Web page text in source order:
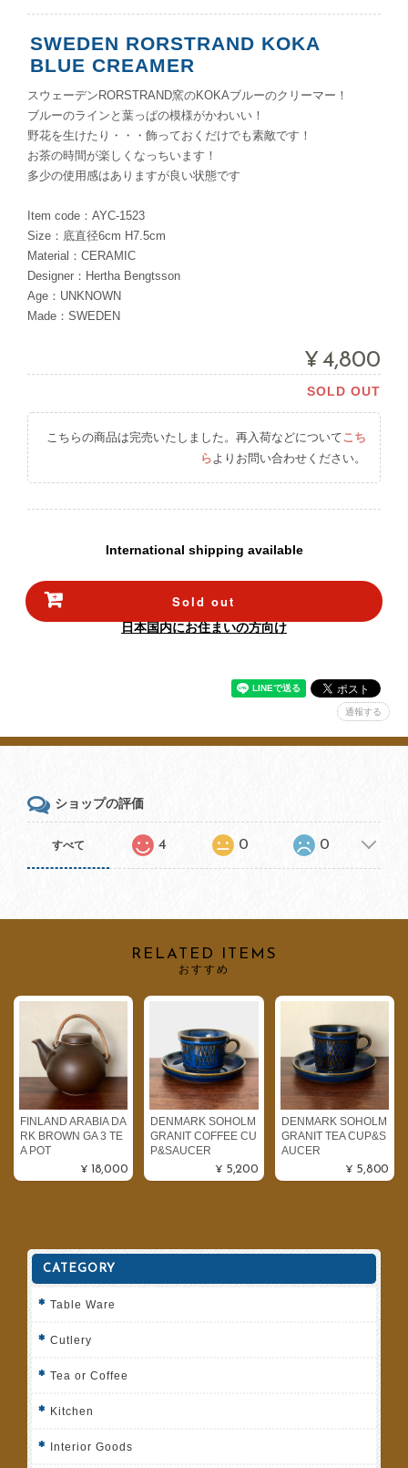
SWEDEN RORSTRAND KOKA
BLUE CREAMER
スウェーデンRORSTRAND窯のKOKAブルーのクリーマー！
ブルーのラインと葉っぱの模様がかわいい！
野花を生けたり・・・飾っておくだけでも素敵です！
お茶の時間が楽しくなっちいます！
多少の使用感はありますが良い状態です
Item code：AYC-1523
Size：底直径6cm H7.5cm
Material：CERAMIC
Designer：Hertha Bengtsson
Age：UNKNOWN
Made：SWEDEN
¥4,800
SOLD OUT
こちらの商品は完売いたしました。再入荷などについてこち
ら よりお問い合わせください。
International shipping available
Sold out
日本国内にお住まいの方向け
通報する
ショップの評価
すべて 4 0 0
RELATED ITEMS
おすすめ
FINLAND ARABIA DA
RK BROWN GA 3 TE
A POT
¥18,000
DENMARK SOHOLM
GRANIT COFFEE CU
P&SAUCER
¥5,200
DENMARK SOHOLM
GRANIT TEA CUP&S
AUCER
¥5,800
CATEGORY
Table Ware
Cutlery
Tea or Coffee
Kitchen
Interior Goods